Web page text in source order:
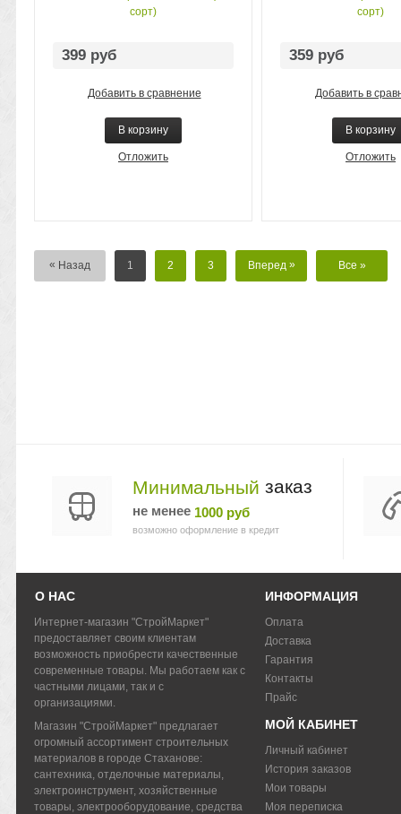
сорт)
399 руб
Добавить в сравнение
В корзину
Отложить
сорт)
359 руб
Добавить в
В корзину
Отложить
« Назад 1 2 3 Вперед » Все »
Минимальный заказ
не менее 1000 руб
возможно оформление в кредит
О НАС
Интернет-магазин "СтройМаркет"
предоставляет своим клиентам
возможность приобрести качественные
современные товары. Мы работаем как с
частными лицами, так и с
организациями.
Магазин "СтройМаркет" предлагает
огромный ассортимент строительных
материалов в городе Стаханове:
сантехника, отделочные материалы,
электроинструмент, хозяйственные
товары, электрооборудование, средства
ИНФОРМАЦИЯ
Оплата
Доставка
Гарантия
Контакты
Прайс
МОЙ КАБИНЕТ
Личный кабинет
История заказов
Мои товары
Моя переписка